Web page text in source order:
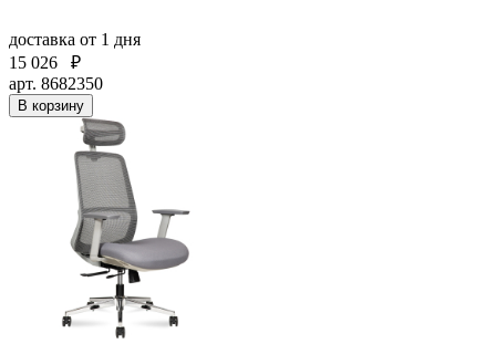
доставка от 1 дня
15 026
₽
арт. 8682350
В корзину